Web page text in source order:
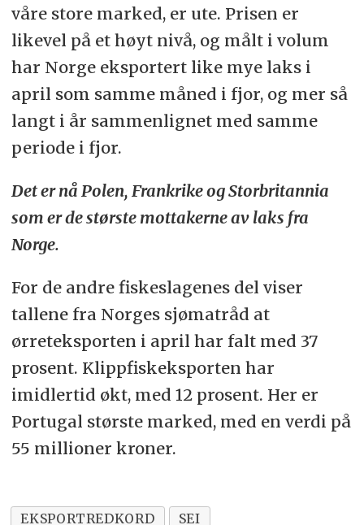
våre store marked, er ute. Prisen er
likevel på et høyt nivå, og målt i volum
har Norge eksportert like mye laks i
april som samme måned i fjor, og mer så
langt i år sammenlignet med samme
periode i fjor.
Det er nå Polen, Frankrike og Storbritannia
som er de største mottakerne av laks fra
Norge.
For de andre fiskeslagenes del viser
tallene fra Norges sjømatråd at
ørreteksporten i april har falt med 37
prosent. Klippfiskeksporten har
imidlertid økt, med 12 prosent. Her er
Portugal største marked, med en verdi på
55 millioner kroner.
EKSPORTREDKORD SEI